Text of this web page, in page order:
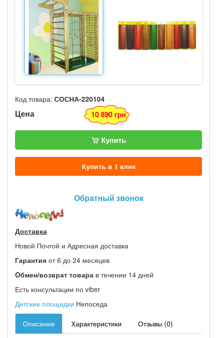
Код товара: СОСНА-220104
Цена 10 890 грн
Купить
Купить в 1 клик
Обратный звонок
Доставка
Новой Почтой и Адресная доставка
Гарантия от 6 до 24 месяцев
Oбмен/возврат товара в течении 14 дней
Есть консультации по viber
Детские площадки Непоседа
Описание Характеристики Отзывы (0)